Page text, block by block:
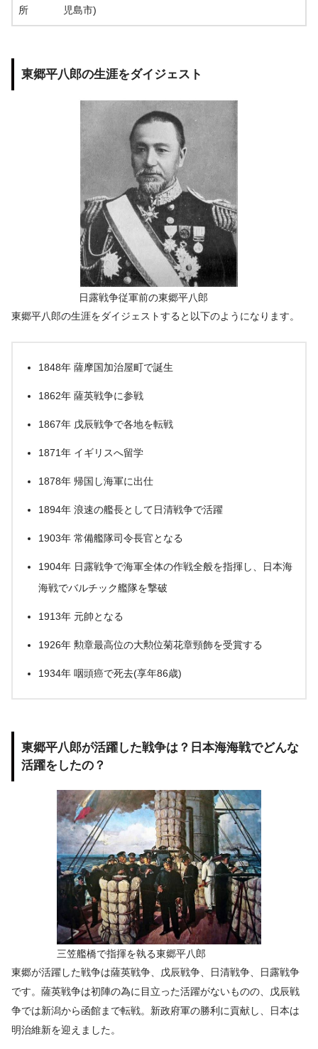
所
児島市)
東郷平八郎の生涯をダイジェスト
日露戦争従軍前の東郷平八郎
東郷平八郎の生涯をダイジェストすると以下のようになります。
1848年 薩摩国加治屋町で誕生
1862年 薩英戦争に参戦
1867年 戊辰戦争で各地を転戦
1871年 イギリスへ留学
1878年 帰国し海軍に出仕
1894年 浪速の艦長として日清戦争で活躍
1903年 常備艦隊司令長官となる
1904年 日露戦争で海軍全体の作戦全般を指揮し、日本海
海戦でバルチック艦隊を撃破
1913年 元帥となる
1926年 勲章最高位の大勲位菊花章頸飾を受賞する
1934年 咽頭癌で死去(享年86歳)
東郷平八郎が活躍した戦争は？日本海海戦でどんな
活躍をしたの？
三笠艦橋で指揮を執る東郷平八郎
東郷が活躍した戦争は薩英戦争、戊辰戦争、日清戦争、日露戦争
です。薩英戦争は初陣の為に目立った活躍がないものの、戊辰戦
争では新潟から函館まで転戦。新政府軍の勝利に貢献し、日本は
明治維新を迎えました。